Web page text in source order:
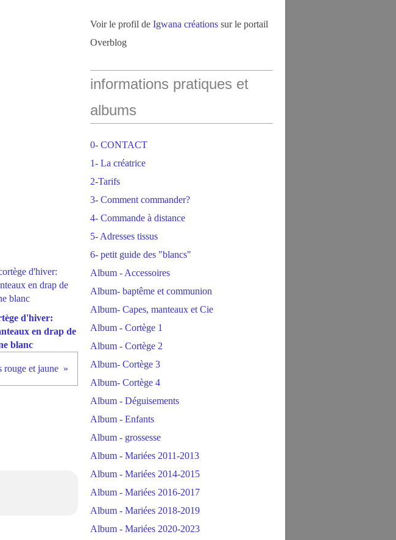
d'hiver:
en drap de
blanc
rouge et jaune
Voir le profil de Igwana créations sur le portail
Overblog
informations pratiques et
albums
0- CONTACT
1- La créatrice
2-Tarifs
3- Comment commander?
4- Commande à distance
5- Adresses tissus
6- petit guide des "blancs"
Album - Accessoires
Album- baptême et communion
Album- Capes, manteaux et Cie
Album - Cortège 1
Album - Cortège 2
Album- Cortège 3
Album- Cortège 4
Album - Déguisements
Album - Enfants
Album - grossesse
Album - Mariées 2011-2013
Album - Mariées 2014-2015
Album - Mariées 2016-2017
Album - Mariées 2018-2019
Album - Mariées 2020-2023